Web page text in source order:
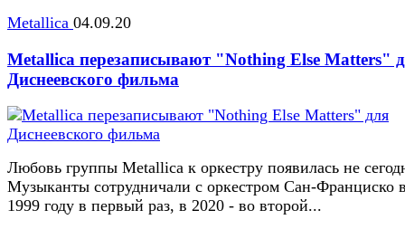
Metallica 04.09.20
Metallica перезаписывают "Nothing Else Matters"
Диснеевского фильма
Любовь группы Metallica к оркестру появилась не
Музыканты сотрудничали с оркестром Сан-Франциско
1999 году в первый раз, в 2020 - во второй...